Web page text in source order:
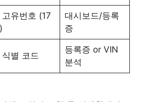
고유번호 (17
대시보드/등록
증
별 코드
등록증 or VIN
분석